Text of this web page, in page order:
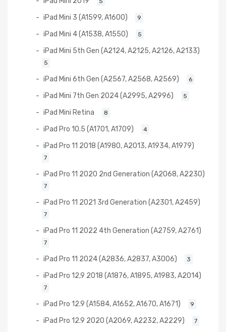
iPad Mini 3 (A1599, A1600) 9
iPad Mini 4 (A1538, A1550) 5
iPad Mini 5th Gen (A2124, A2125, A2126, A2133)
5
iPad Mini 6th Gen (A2567, A2568, A2569) 6
iPad Mini 7th Gen 2024 (A2995, A2996) 5
iPad Mini Retina 8
iPad Pro 10.5 (A1701, A1709) 4
iPad Pro 11 2018 (A1980, A2013, A1934, A1979)
7
iPad Pro 11 2020 2nd Generation (A2068, A2230)
7
iPad Pro 11 2021 3rd Generation (A2301, A2459)
7
iPad Pro 11 2022 4th Generation (A2759, A2761)
7
iPad Pro 11 2024 (A2836, A2837, A3006) 3
iPad Pro 12,9 2018 (A1876, A1895, A1983, A2014)
7
iPad Pro 12.9 (A1584, A1652, A1670, A1671) 9
iPad Pro 12.9 2020 (A2069, A2232, A2229) 7